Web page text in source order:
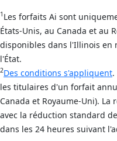
1 Les forfaits Ai sont
États-Unis, au Canada et au
disponibles dans l'Illinois en
l'État.
2Des conditions s'appliquent
les titulaires d'un forfait
Canada et Royaume-Uni).
avec la réduction standard
dans les 24 heures suivant